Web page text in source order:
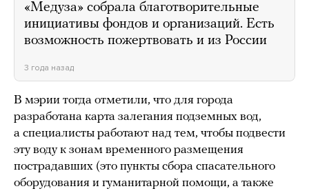
«Медуза» собрала благотворительные
инициативы фондов и организаций. Есть
возможность пожертвовать и из России
3 года назад
В мэрии тогда отметили, что для города
разработана карта залегания подземных вод,
а специалисты работают над тем, чтобы подвести
эту воду к зонам временного размещения
пострадавших (это пункты сбора спасательного
оборудования и гуманитарной помощи, а также